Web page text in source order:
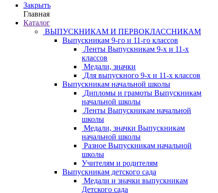
Закрыть
Главная
Каталог
ВЫПУСКНИКАМ И ПЕРВОКЛАССНИКАМ
Выпускникам 9-го и 11-го классов
Ленты Выпускникам 9-х и 11-х
классов
Медали, значки
Для выпускного 9-х и 11-х классов
Выпускникам начальной школы
Дипломы и грамоты Выпускникам
начальной школы
Ленты Выпускникам начальной
школы
Медали, значки Выпускникам
начальной школы
Разное Выпускникам начальной
школы
Учителям и родителям
Выпускникам детского сада
Медали и значки выпускникам
Детского сада